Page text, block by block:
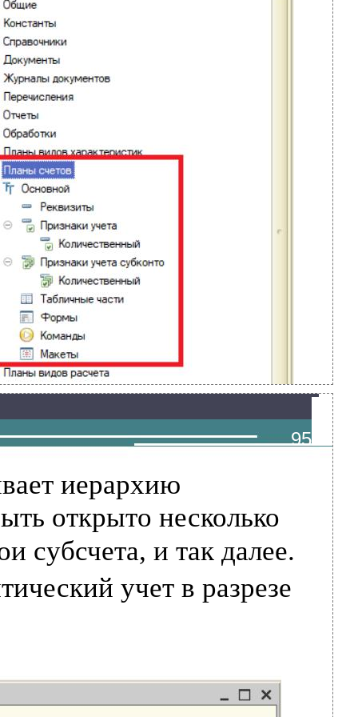
95
иерархию
открыто несколько
субсчета, и так далее.
учет в разрезе